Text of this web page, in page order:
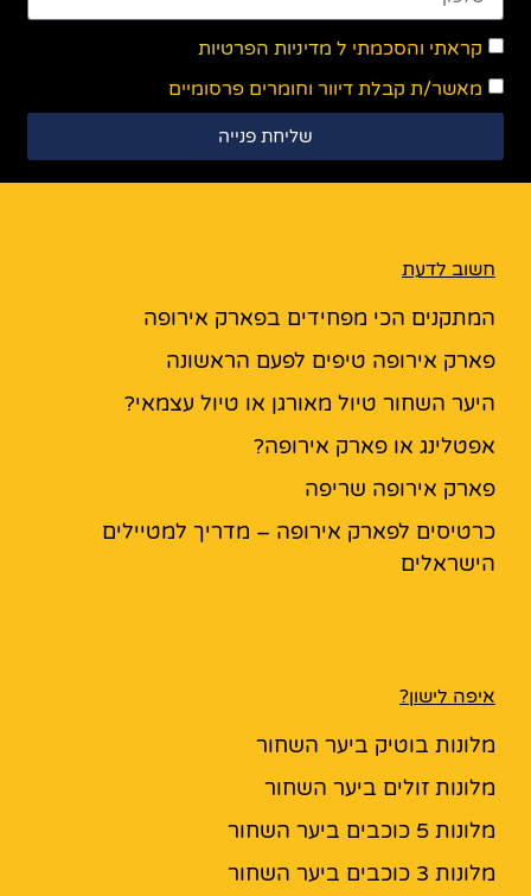
קראתי והסכמתי ל מדיניות הפרטיות
מאשר/ת קבלת דיוור וחומרים פרסומיים
שליחת פנייה
חשוב לדעת
המתקנים הכי מפחידים בפארק אירופה
פארק אירופה טיפים לפעם הראשונה
היער השחור טיול מאורגן או טיול עצמאי?
אפטלינג או פארק אירופה?
פארק אירופה שריפה
כרטיסים לפארק אירופה – מדריך למטיילים
הישראלים
איפה לישון?
מלונות בוטיק ביער השחור
מלונות זולים ביער השחור
מלונות 5 כוכבים ביער השחור
מלונות 3 כוכבים ביער השחור